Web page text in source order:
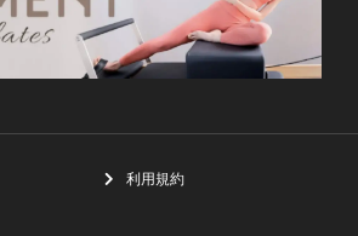
利用規約